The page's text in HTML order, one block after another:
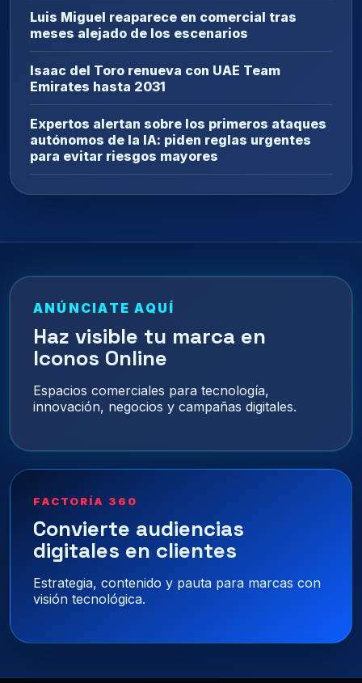
Luis Miguel reaparece en comercial tras
meses alejado de los escenarios
Isaac del Toro renueva con UAE Team
Emirates hasta 2031
Expertos alertan sobre los primeros ataques
autónomos de la IA: piden reglas urgentes
para evitar riesgos mayores
ANÚNCIATE AQUÍ
Haz visible tu marca en
Iconos Online
Espacios comerciales para tecnología,
innovación, negocios y campañas digitales.
FACTORÍA 360
Convierte audiencias
digitales en clientes
Estrategia, contenido y pauta para marcas con
visión tecnológica.